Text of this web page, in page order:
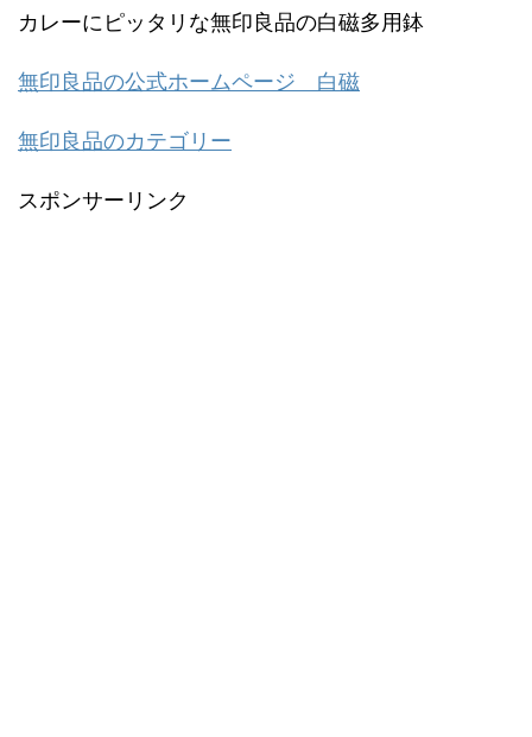
カレーにピッタリな無印良品の白磁多用鉢
無印良品の公式ホームページ 白磁
無印良品のカテゴリー
スポンサーリンク